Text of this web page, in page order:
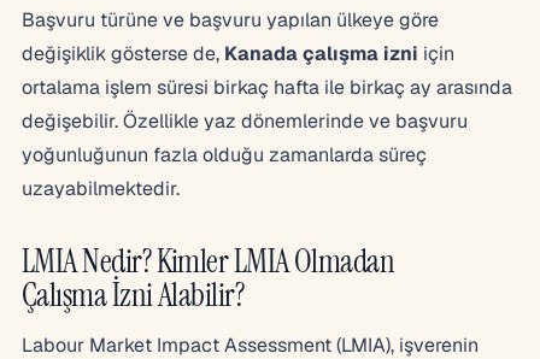
Başvuru türüne ve başvuru yapılan ülkeye göre
değişiklik gösterse de, Kanada çalışma izni için
ortalama işlem süresi birkaç hafta ile birkaç ay arasında
değişebilir. Özellikle yaz dönemlerinde ve başvuru
yoğunluğunun fazla olduğu zamanlarda süreç
uzayabilmektedir.
LMIA Nedir? Kimler LMIA Olmadan
Çalışma İzni Alabilir?
Labour Market Impact Assessment (LMIA), işverenin